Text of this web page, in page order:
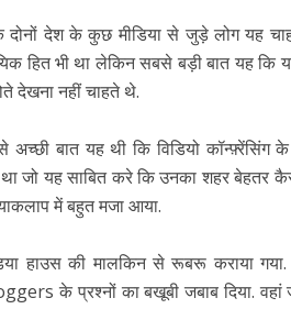
देश के कुछ मीडिया से जुड़े लोग यह
हित भी था लेकिन सबसे बड़ी बात यह कि
देखना नहीं चाहते थे.
बात यह थी कि विडियो कॉन्फ़्रेंसिंग के
जो यह साबित करे कि उनका शहर बेहतर
में बहुत मजा आया.
हाउस की मालकिन से रूबरू कराया
के प्रश्नों का बखूबी जबाब दिया.